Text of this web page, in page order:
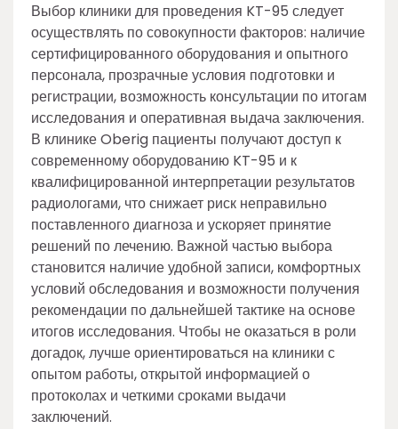
Выбор клиники для проведения KT-95 следует
осуществлять по совокупности факторов: наличие
сертифицированного оборудования и опытного
персонала, прозрачные условия подготовки и
регистрации, возможность консультации по итогам
исследования и оперативная выдача заключения.
В клинике Oberig пациенты получают доступ к
современному оборудованию KT-95 и к
квалифицированной интерпретации результатов
радиологами, что снижает риск неправильно
поставленного диагноза и ускоряет принятие
решений по лечению. Важной частью выбора
становится наличие удобной записи, комфортных
условий обследования и возможности получения
рекомендации по дальнейшей тактике на основе
итогов исследования. Чтобы не оказаться в роли
догадок, лучше ориентироваться на клиники с
опытом работы, открытой информацией о
протоколах и четкими сроками выдачи
заключений.